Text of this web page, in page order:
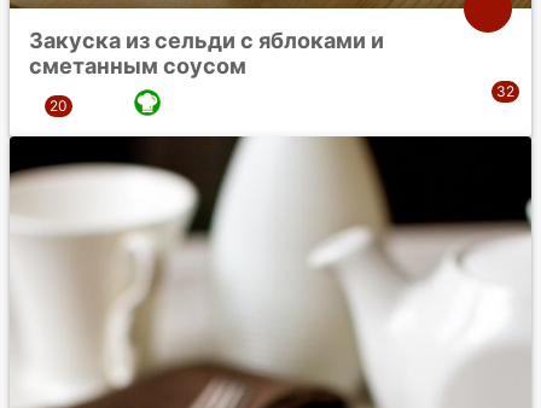
Закуска из сельди с яблоками и
сметанным соусом